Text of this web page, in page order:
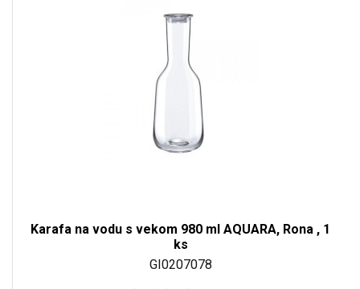
Karafa na vodu s vekom 980 ml AQUARA, Rona , 1
ks
GI0207078